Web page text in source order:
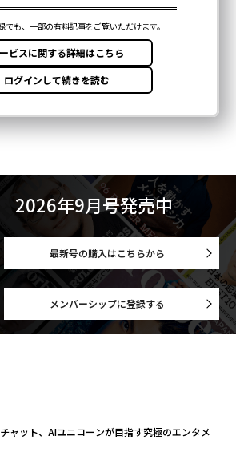
2026年9月号発売中
最新号の購入はこちらから
メンバーシップに登録する
ャット、AIユニコーンが目指す究極のエンタメ